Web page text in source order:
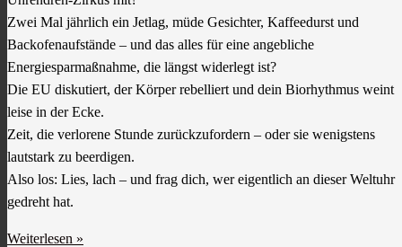
Zwei Mal jährlich ein Jetlag, müde Gesichter, Kaffeedurst und
Backofenaufstände – und das alles für eine angebliche
Energiesparmaßnahme, die längst widerlegt ist?
Die EU diskutiert, der Körper rebelliert und dein Biorhythmus weint
leise in der Ecke.
Zeit, die verlorene Stunde zurückzufordern – oder sie wenigstens
lautstark zu beerdigen.
Also los: Lies, lach – und frag dich, wer eigentlich an dieser Weltuhr
gedreht hat.
Weiterlesen »